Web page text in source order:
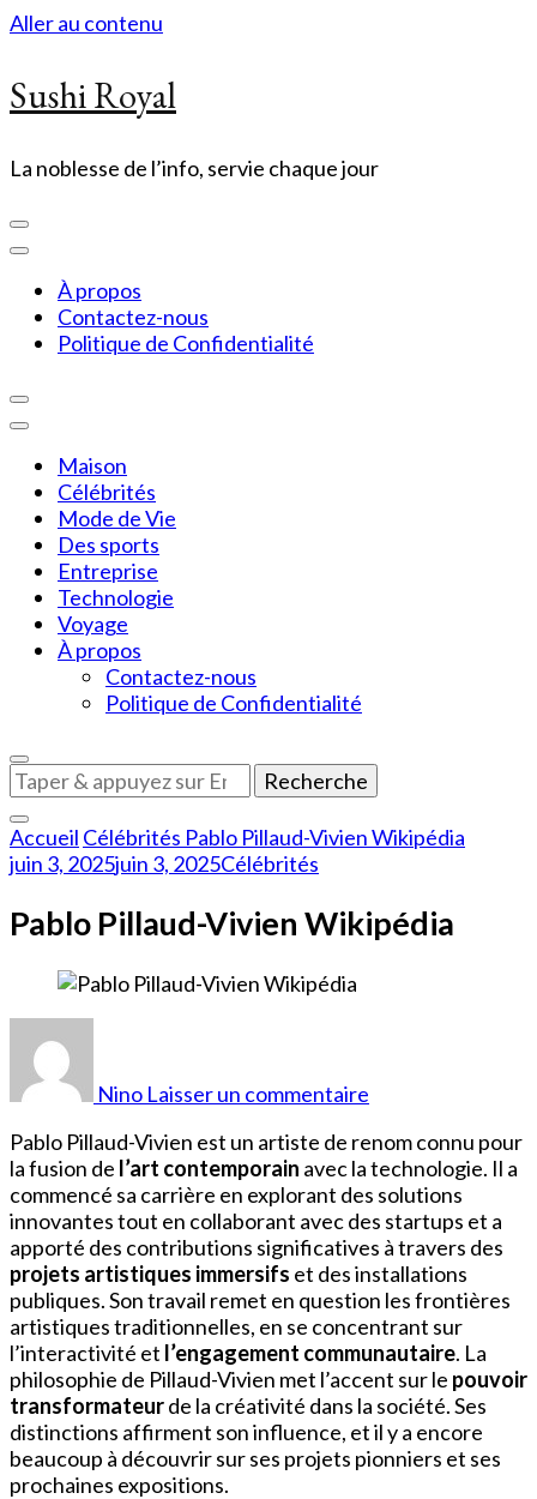
Aller au contenu
Sushi Royal
La noblesse de l’info, servie chaque jour
À propos
Contactez-nous
Politique de Confidentialité
Maison
Célébrités
Mode de Vie
Des sports
Entreprise
Technologie
Voyage
À propos
Contactez-nous
Politique de Confidentialité
Vous
recherchiez
quelque
chose
?
Accueil Célébrités Pablo Pillaud-Vivien Wikipédia
juin 3, 2025juin 3, 2025Célébrités
Pablo Pillaud-Vivien Wikipédia
Nino Laisser un commentaire
Vivien
Wikipédia
Pablo Pillaud-Vivien est un artiste de renom connu pour
la fusion de l’art contemporain avec la technologie. Il a
commencé sa carrière en explorant des solutions
innovantes tout en collaborant avec des startups et a
apporté des contributions significatives à travers des
projets artistiques immersifs et des installations
publiques. Son travail remet en question les frontières
artistiques traditionnelles, en se concentrant sur
l’interactivité et l’engagement communautaire. La
philosophie de Pillaud-Vivien met l’accent sur le pouvoir
transformateurde la créativité dans la société. Ses
distinctions affirment son influence, et il y a encore
beaucoup à découvrir sur ses projets pionniers et ses
prochaines expositions.